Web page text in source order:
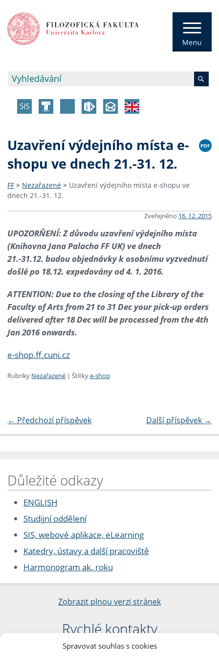
Spravovat souhlas s cookies
Uzavření výdejního místa e-
shopu ve dnech 21.-31. 12.
FF > Nezařazené > Uzavření výdejního místa e-shopu ve
dnech 21.-31. 12.
Zveřejněno 16. 12. 2015
UPOZORŇENÍ: Z důvodu uzavření výdejního místa
(Knihovna Jana Palacha FF UK) ve dnech
21.-31.12. budou objednávky k osobnímu vyzvednutí
došlé po 18.12. expedovány od 4. 1. 2016.
ATTENTION: Due to the closing of the Library of the
Faculty of Arts from 21 to 31 Dec your pick-up orders
delivered after 18 Dec will be processed from the 4th
Jan 2016 onwards.
e-shop.ff.cuni.cz
Rubriky Nezařazené | Štítkye-shop
← Předchozí příspěvek Další příspěvek →
Důležité odkazy
ENGLISH
Studijní oddělení
SIS, webové aplikace, eLearning
Katedry, ústavy a další pracoviště
Harmonogram ak. roku
Zobrazit plnou verzi stránek
Rychlé kontakty
Filozofická fakulta